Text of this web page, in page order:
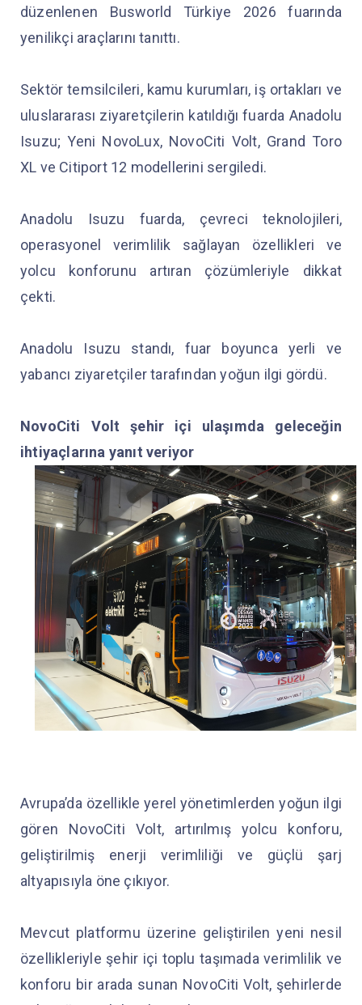
düzenlenen Busworld Türkiye 2026 fuarında
yenilikçi araçlarını tanıttı.
Sektör temsilcileri, kamu kurumları, iş ortakları ve
uluslararası ziyaretçilerin katıldığı fuarda Anadolu
Isuzu; Yeni NovoLux, NovoCiti Volt, Grand Toro
XL ve Citiport 12 modellerini sergiledi.
Anadolu Isuzu fuarda, çevreci teknolojileri,
operasyonel verimlilik sağlayan özellikleri ve
yolcu konforunu artıran çözümleriyle dikkat
çekti.
Anadolu Isuzu standı, fuar boyunca yerli ve
yabancı ziyaretçiler tarafından yoğun ilgi gördü.
NovoCiti Volt şehir içi ulaşımda geleceğin
ihtiyaçlarına yanıt veriyor
Avrupa’da özellikle yerel yönetimlerden yoğun ilgi
gören NovoCiti Volt, artırılmış yolcu konforu,
geliştirilmiş enerji verimliliği ve güçlü şarj
altyapısıyla öne çıkıyor.
Mevcut platformu üzerine geliştirilen yeni nesil
özellikleriyle şehir içi toplu taşımada verimlilik ve
konforu bir arada sunan NovoCiti Volt, şehirlerde